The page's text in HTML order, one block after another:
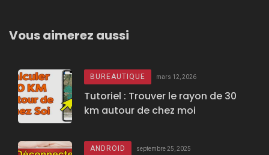
Vous aimerez aussi
BUREAUTIQUE mars 12, 2026
Tutoriel : Trouver le rayon de 30
km autour de chez moi
ANDROID septembre 25, 2025